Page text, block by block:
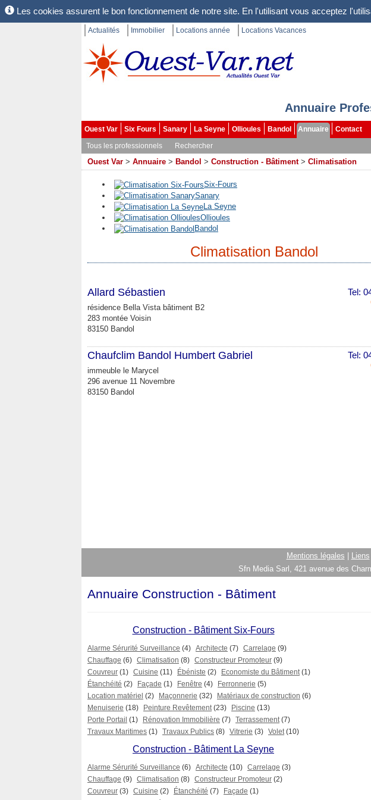
Les cookies assurent le bon fonctionnement de notre site. En l'utilisant vous acceptez
Actualités Immobilier Locations année Locations Vacances
Annuaire
Ouest Var Six Fours Sanary La Seyne Ollioules Bandol Annuaire
Contact
Tous les professionnels
Rechercher
Ouest Var > Annuaire > Bandol > Construction - Bâtiment > Climatisation
Six-Fours
Sanary
La Seyne
Ollioules
Bandol
Climatisation Bandol
Tel:
Allard Sébastien
résidence Bella Vista bâtiment B2
283 montée Voisin
83150 Bandol
Tel:
Chaufclim Bandol Humbert Gabriel
immeuble le Marycel
296 avenue 11 Novembre
83150 Bandol
Mentions légales Liens
Sfn Media Sarl, 421 avenue des
Annuaire Construction - Bâtiment
Construction - Bâtiment Six-Fours
Alarme Sérurité Surveillance (4) Architecte (7) Carrelage (9)
Chauffage (6) Climatisation (8) Constructeur Promoteur (9)
Couvreur (1) Cuisine (11) Ébéniste (2) Economiste du Bâtiment (1)
Étanchéité (2) Façade (1) Fenêtre (4) Ferronnerie (5)
Location matériel (2) Maçonnerie (32) Matériaux de construction (6)
Menuiserie (18) Peinture Revêtement (23) Piscine (13)
Porte Portail (1) Rénovation Immobilière (7) Terrassement (7)
Travaux Maritimes (1) Travaux Publics (8) Vitrerie (3) Volet (10)
Construction - Bâtiment La Seyne
Alarme Sérurité Surveillance (6) Architecte (10) Carrelage (3)
Chauffage (9) Climatisation (8) Constructeur Promoteur (2)
Couvreur (3) Cuisine (2) Étanchéité (7) Façade (1)